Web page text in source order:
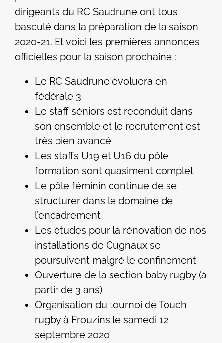
dirigeants du RC Saudrune ont tous
basculé dans la préparation de la saison
2020-21. Et voici les premières annonces
officielles pour la saison prochaine :
Le RC Saudrune évoluera en
fédérale 3
Le staff séniors est reconduit dans
son ensemble et le recrutement est
très bien avancé
Les staffs U19 et U16 du pôle
formation sont quasiment complet
Le pôle féminin continue de se
structurer dans le domaine de
l’encadrement
Les études pour la rénovation de nos
installations de Cugnaux se
poursuivent malgré le confinement
Ouverture de la section baby rugby (à
partir de 3 ans)
Organisation du tournoi de Touch
rugby à Frouzins le samedi 12
septembre 2020